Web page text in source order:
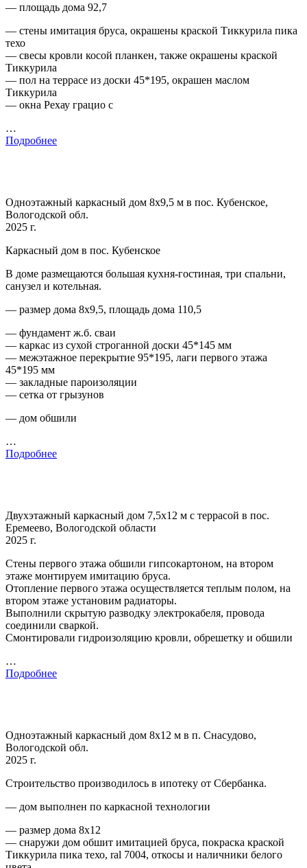
— площадь дома 92,7
— стены имитация бруса, окрашены краской Тиккурила пика
техо
— свесы кровли косой планкен, также окрашены краской
Тиккурила
— пол на террасе из доски 45*195, окрашен маслом
Тиккурила
— окна Рехау грацио с
…
Подробнее
Одноэтажный каркасный дом 8х9,5 м в пос. Кубенское,
Вологодской обл.
2025 г.
Каркасный дом в пос. Кубенское
В доме размещаются большая кухня-гостиная, три спальни,
санузел и котельная.
— размер дома 8х9,5, площадь дома 110,5
— фундамент ж.б. сваи
— каркас из сухой строганной доски 45*145 мм
— межэтажное перекрытие 95*195, лаги первого этажа
45*195 мм
— закладные пароизоляции
— сетка от грызунов
— дом обшили
…
Подробнее
Двухэтажный каркасный дом 7,5х12 м с террасой в пос.
Еремеево, Вологодской области
2025 г.
Стены первого этажа обшили гипсокартоном, на втором
этаже монтируем имитацию бруса.
Отопление первого этажа осуществляется теплым полом, на
втором этаже установим радиаторы.
Выполнили скрытую разводку электрокабеля, провода
соединили сваркой.
Смонтировали гидроизоляцию кровли, обрешетку и обшили
…
Подробнее
Одноэтажный каркасный дом 8х12 м в п. Снасудово,
Вологодской обл.
2025 г.
Строительство производилось в ипотеку от Сбербанка.
— дом выполнен по каркасной технологии
— размер дома 8х12
— снаружи дом обшит имитацией бруса, покраска краской
Тиккурила пика техо, ral 7004, откосы и наличники белого